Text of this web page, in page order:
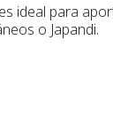
es ideal para
o Japandi.